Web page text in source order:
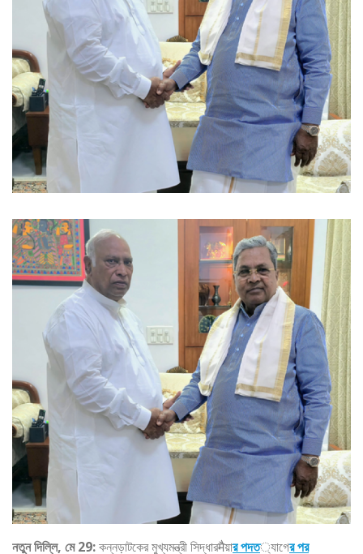
নতুন দিল্লি, মে 29:কন্নড়াটকের মুখ্যমন্ত্রী সিদ্ধারमैয়ার পদত্যাগের পর